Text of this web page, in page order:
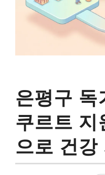
은평구 독
쿠르트 지
으로 건강